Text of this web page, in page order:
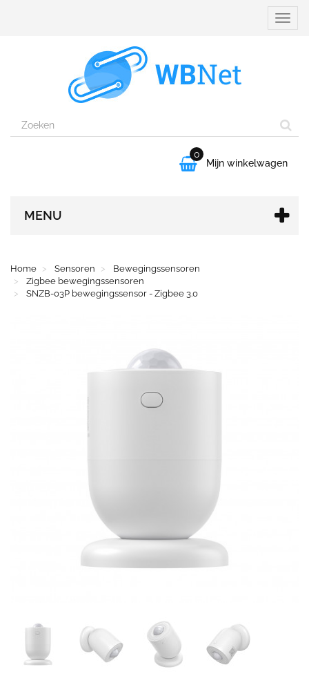

0
Mijn winkelwagen
MENU
Home Sensoren
Bewegingssensoren
Zigbee bewegingssensoren
SNZB-03P bewegingssensor - Zigbee 3.0